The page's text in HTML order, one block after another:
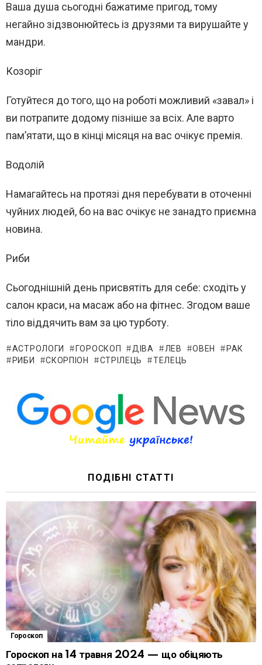
Ваша душа сьогодні бажатиме пригод, тому
негайно зідзвонюйтесь із друзями та вирушайте у
мандри.
Козоріг
Готуйтеся до того, що на роботі можливий «завал» і
ви потрапите додому пізніше за всіх. Але варто
пам’ятати, що в кінці місяця на вас очікує премія.
Водолій
Намагайтесь на протязі дня перебувати в оточенні
чуйних людей, бо на вас очікує не занадто приємна
новина.
Риби
Сьогоднішній день присвятіть для себе: сходіть у
салон краси, на масаж або на фітнес. Згодом ваше
тіло віддячить вам за цю турботу.
АСТРОЛОГИ ГОРОСКОП ДІВА ЛЕВ ОВЕН
РАК
РИБИ
СКОРПІОН СТРІЛЕЦЬ ТЕЛЕЦЬ
ПОДІБНІ СТАТТІ
Гороскоп
Гороскоп на 14 травня 2024 — що обіцяють